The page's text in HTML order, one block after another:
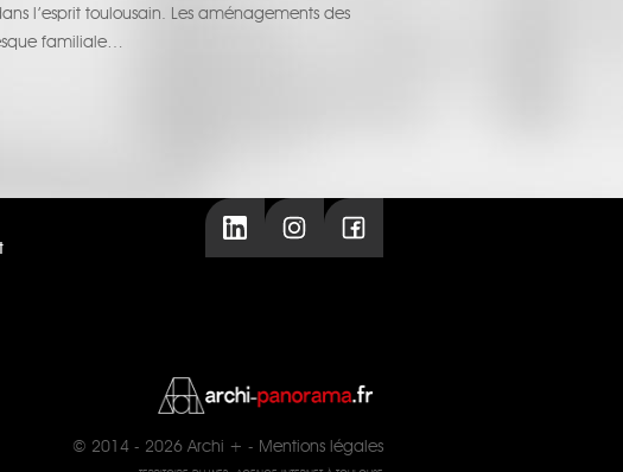
l’esprit toulousain. Les aménagements des
familiale…
© 2014 - 2026 Archi + - Mentions légales